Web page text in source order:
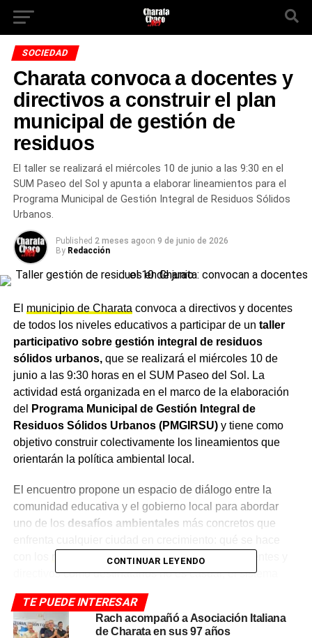
SOCIEDAD
Charata convoca a docentes y
directivos a construir el plan
municipal de gestión de
residuos
El taller se realizará el miércoles 10 de junio a las 9:30 en el
SUM Paseo del Sol y apunta a elaborar lineamientos para el
Programa Municipal de Gestión Integral de Residuos Sólidos
Urbanos.
Published 2 meses agoon 9 de junio de 2026
By Redacción
El municipio de Charata convoca a directivos y docentes
de todos los niveles educativos a participar de un taller
participativo sobre gestión integral de residuos
sólidos urbanos,que se realizará el miércoles 10 de
junio a las 9:30 horas en el SUM Paseo del Sol. La
actividad está organizada en el marco de la elaboración
del
Programa Municipal de Gestión Integral de
Residuos Sólidos Urbanos (PMGIRSU)y tiene como
objetivo construir colectivamente los lineamientos que
orientarán la política ambiental local.
El encuentro propone un espacio de diálogo entre la
comunidad educativa y el gobierno local para abordar
uno de los desafíos ambientales más concretos que
que genera. La elección de docentes y
directivos como destinatarios no es casual; el sistema
formación de hábitos y en la
ambientales hacia las nuevas generaciones.
CONTINUAR LEYENDO
TE PUEDE INTERESAR
Rach acompañó a Asociación Italiana
de Charata en sus 97 años